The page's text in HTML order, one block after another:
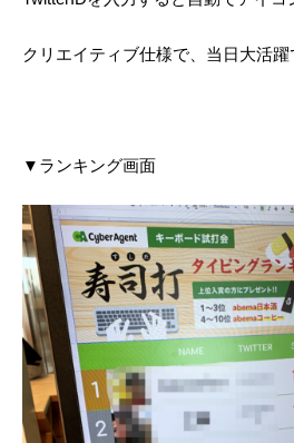
クリエイティブ仕様で、 当日大活
▼ランキング画面